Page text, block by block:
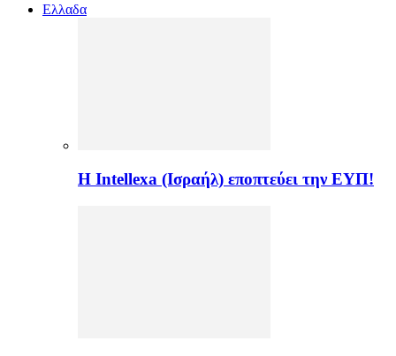
Ελλαδα
Η Intellexa (Ισραήλ) εποπτεύει την ΕΥΠ!